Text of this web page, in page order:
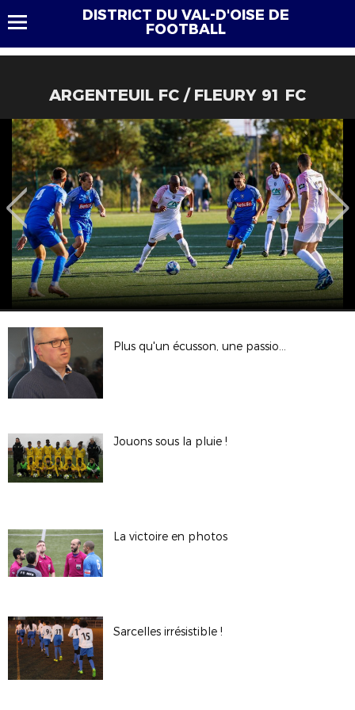
DISTRICT DU VAL-D'OISE DE
FOOTBALL
ARGENTEUIL FC / FLEURY 91 FC
Plus qu'un écusson, une passion !
Jouons sous la pluie !
La victoire en photos
Sarcelles irrésistible !